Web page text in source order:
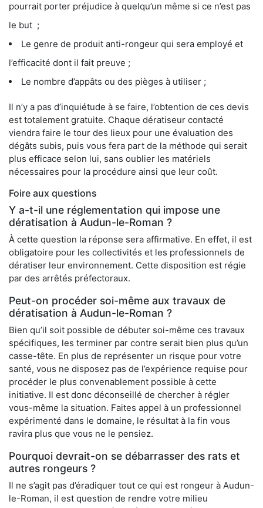
pourrait porter préjudice à quelqu’un même si ce n’est pas
le but ;
Le genre de produit anti-rongeur qui sera employé et
l’efficacité dont il fait preuve ;
Le nombre d’appâts ou des pièges à utiliser ;
Il n’y a pas d’inquiétude à se faire, l’obtention de ces devis
est totalement gratuite. Chaque dératiseur contacté
viendra faire le tour des lieux pour une évaluation des
dégâts subis, puis vous fera part de la méthode qui serait
plus efficace selon lui, sans oublier les matériels
nécessaires pour la procédure ainsi que leur coût.
Foire aux questions
Y a-t-il une réglementation qui impose une
dératisation à Audun-le-Roman ?
À cette question la réponse sera affirmative. En effet, il est
obligatoire pour les collectivités et les professionnels de
dératiser leur environnement. Cette disposition est régie
par des arrêtés préfectoraux.
Peut-on procéder soi-même aux travaux de
dératisation à Audun-le-Roman ?
Bien qu’il soit possible de débuter soi-même ces travaux
spécifiques, les terminer par contre serait bien plus qu’un
casse-tête. En plus de représenter un risque pour votre
santé, vous ne disposez pas de l’expérience requise pour
procéder le plus convenablement possible à cette
initiative. Il est donc déconseillé de chercher à régler
vous-même la situation. Faites appel à un professionnel
expérimenté dans le domaine, le résultat à la fin vous
ravira plus que vous ne le pensiez.
Pourquoi devrait-on se débarrasser des rats et
autres rongeurs ?
Il ne s’agit pas d’éradiquer tout ce qui est rongeur à Audun-
le-Roman, il est question de rendre votre milieu